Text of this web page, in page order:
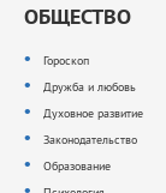
ОБЩЕСТВО
Гороскоп
Дружба и любовь
Духовное развитие
Законодательство
Образование